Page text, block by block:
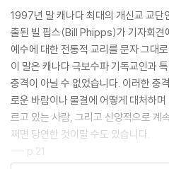
동정녀 탄생의 신학적 배경
역사적으로 ‘재맥락화’된 예수
청년 예수
싸움꾼 예수
싸움 말리는 예수
예수님을 어떻게 볼까?
성불하신 예수님
자비 - 어머니의 태처럼
다석 류영모의 예수님
함석헌과 간디와 틱낫한 스님의 예수님
1997년 말 캐나다 최대의 개신교 교단
출된 빌 핍스(Bill Phipps)가 기자회견
예수에 대한 전통적 교리를 문자 그대
이 말은 캐나다 극보수파 기독교인과
충격이 아닐 수 없었습니다. 이러한 충
로운 바람이나 물결에 어떻게 대처하
르고 있는 사람, 그리고 신앙적으로 계
쩌면 당연한 것이랄 수도 있습니다.
--- p.21